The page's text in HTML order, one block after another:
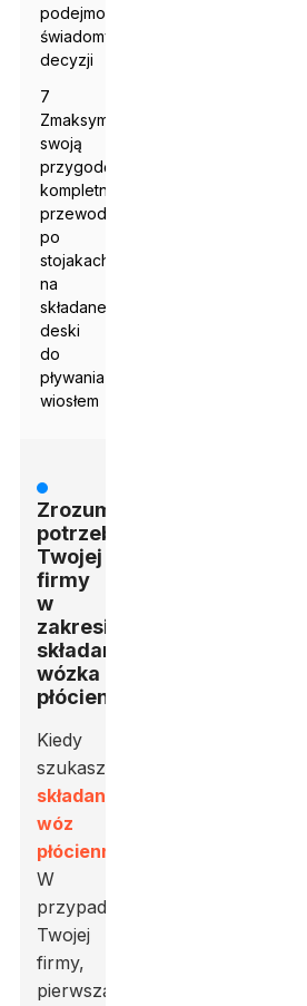
podejmowanie
świadomych
decyzji
7
Zmaksymalizuj
swoją
przygodę:
kompletny
przewodnik
po
stojakach
na
składane
deski
do
pływania
wiosłem
Zrozumienie
potrzeb
Twojej
firmy
w
zakresie
składanego
wózka
płóciennego
Kiedy
szukasz
składany
wóz
płócienny
W
przypadku
Twojej
firmy,
pierwszą